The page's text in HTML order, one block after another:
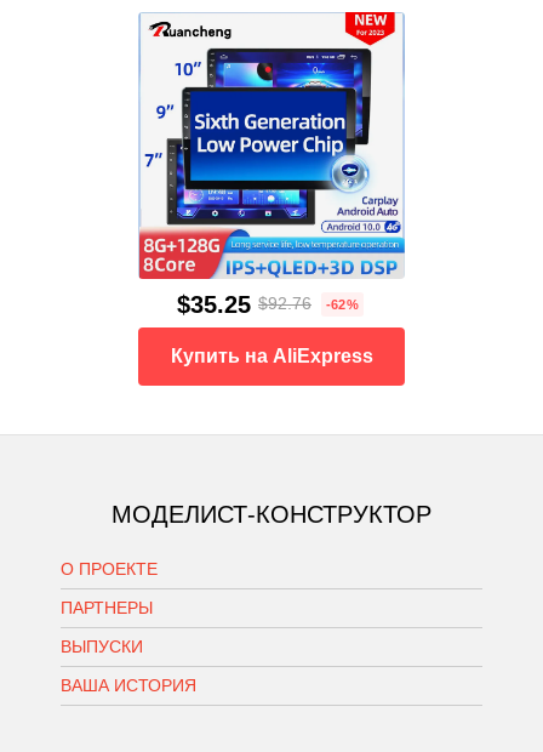
$35.25 $92.76 -62%
Купить на AliExpress
МОДЕЛИСТ-КОНСТРУКТОР
О ПРОЕКТЕ
ПАРТНЕРЫ
ВЫПУСКИ
ВАША ИСТОРИЯ